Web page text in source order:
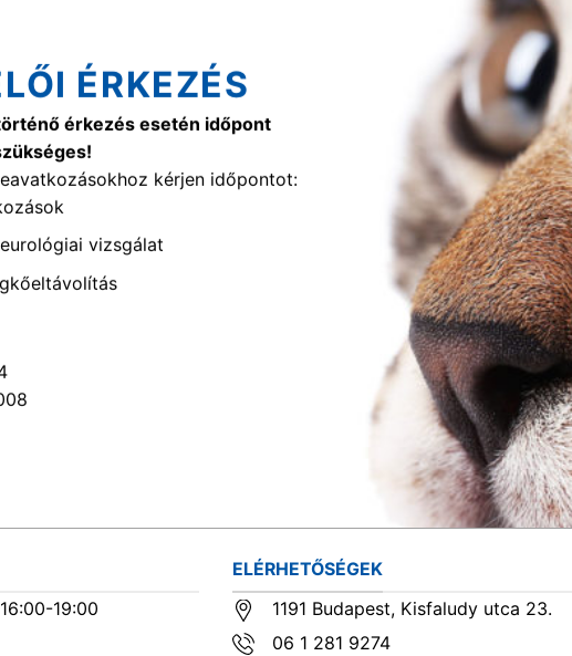
ÉRKEZÉS
érkezés esetén időpont
kérjen időpontot:
vizsgálat
19:00
ELÉRHETŐSÉGEK
1191 Budapest, Kisfaludy utca 23.
06 1 281 9274